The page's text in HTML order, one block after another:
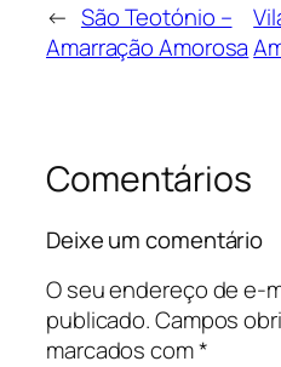
← São Teotónio –
Amarração Amorosa
Comentários
Deixe um comentário
O seu endereço de e-
publicado.Campos
marcados com*